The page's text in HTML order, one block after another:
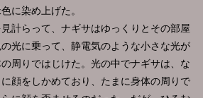
に染め上げた。
計らって、ナギサはゆっくりとその部屋
光に乗って、静電気のような小さな光が
周りではじけた。光の中でナギサは、な
顔をしかめており、たまに身体の周りで